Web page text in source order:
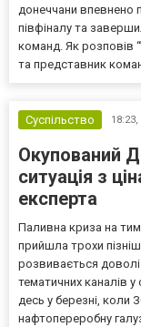
донеччани впевнено
півфіналу та
команд. Як розповів
та представник
Суспільство 18:23,
Окупований
ситуація з
експерта
Паливна криза на
прийшла трохи
розвивається
тематичних каналів
десь у березні, коли
нафтопереробну